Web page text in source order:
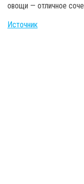
овощи — отличное
Источник